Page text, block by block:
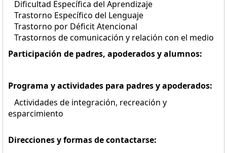
Dificultad Específica del Aprendizaje
Trastorno Específico del Lenguaje
Trastorno por Déficit Atencional
Trastornos de comunicación y relación con el medio
Participación de padres, apoderados y alumnos:
Programa y actividades para padres y apoderados:
Actividades de integración, recreación y
esparcimiento
Direcciones y formas de contactarse: